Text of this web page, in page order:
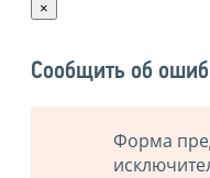
×
Сообщить об
Форма